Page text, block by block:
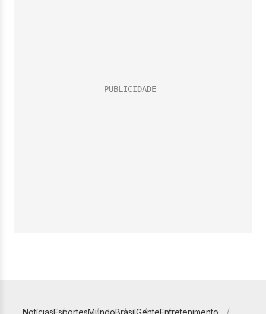
NotíciasEsportesMundoBrasilGenteEntretenimento